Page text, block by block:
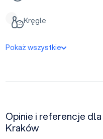
Kręgle
Pokaż wszystkie
Opinie i referencje
Kraków